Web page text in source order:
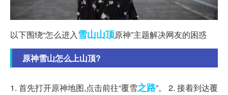
以下围绕“怎么进入雪山山顶原神”主题解决网友的困惑
原神雪山怎么上山顶?
1. 首先打开原神地图,点击前往“覆雪之路”。 2. 接着到达覆